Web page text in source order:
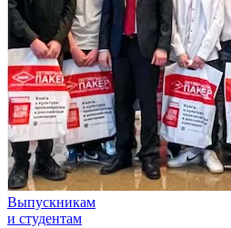
Выпускникам
и студентам